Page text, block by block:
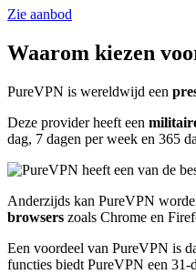
Zie aanbod
Waarom kiezen
PureVPN is wereldwijd een
Deze provider heeft een
dag, 7 dagen per week en 365
Anderzijds kan PureVPN
browsers zoals Chrome en
Een voordeel van PureVPN is
functies biedt PureVPN een 31-